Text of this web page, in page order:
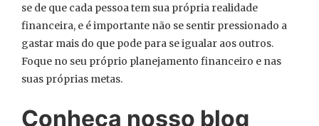
se de que cada pessoa tem sua própria realidade
financeira, e é importante não se sentir pressionado a
gastar mais do que pode para se igualar aos outros.
Foque no seu próprio planejamento financeiro e nas
suas próprias metas.
Conheça nosso blog